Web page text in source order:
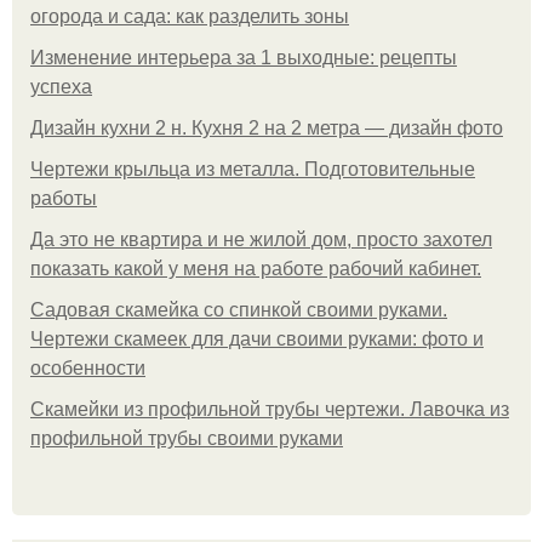
огорода и сада: как разделить зоны
Изменение интерьера за 1 выходные: рецепты
успеха
Дизайн кухни 2 н. Кухня 2 на 2 метра — дизайн фото
Чертежи крыльца из металла. Подготовительные
работы
Да это не квартира и не жилой дом, просто захотел
показать какой у меня на работе рабочий кабинет.
Садовая скамейка со спинкой своими руками.
Чертежи скамеек для дачи своими руками: фото и
особенности
Скамейки из профильной трубы чертежи. Лавочка из
профильной трубы своими руками